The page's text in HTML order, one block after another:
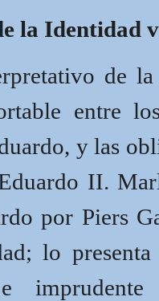
la Identidad
de
entre
y las
II.
por Piers
lo
e